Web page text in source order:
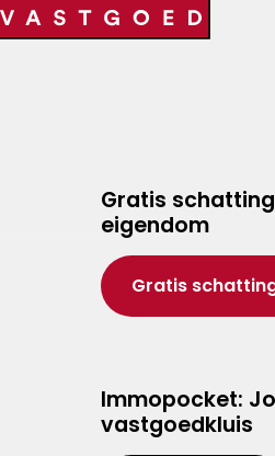
Gratis
eigendom
Gratis
Immopocket:
vastgoedkluis